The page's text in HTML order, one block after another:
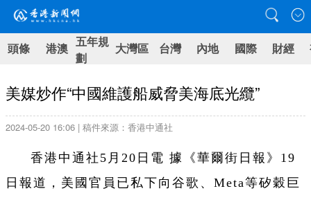
頭條 港澳 五年規
劃
大灣區 台灣 內地 國際 財經
美媒炒作“中國維護船威脅美海底光纜”
2024-05-20 16:06 | 稿件來源：香港中通社
香港中通社5月20日電 據《華爾街日報》19
日報道，美國官員已私下向谷歌、Meta等矽穀巨